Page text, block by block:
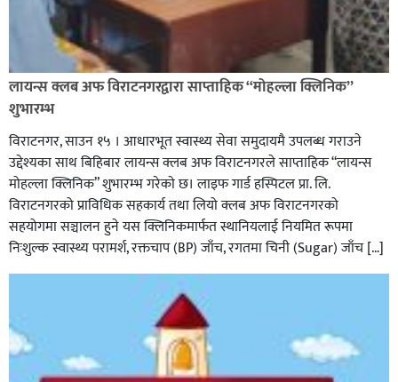
लायन्स क्लब अफ विराटनगरद्वारा साप्ताहिक “मोहल्ला क्लिनिक”
शुभारम्भ
विराटनगर, साउन १५ । आधारभूत स्वास्थ्य सेवा समुदायमै उपलब्ध गराउने
उद्देश्यका साथ बिहिबार लायन्स क्लब अफ विराटनगरले साप्ताहिक “लायन्स
मोहल्ला क्लिनिक” शुभारम्भ गरेकाे छ। लाइफ गार्ड हस्पिटल प्रा. लि.
विराटनगरको प्राविधिक सहकार्य तथा लियो क्लब अफ विराटनगरको
सहयोगमा सञ्चालन हुने यस क्लिनिकमार्फत स्थानियलाई नियमित रूपमा
निःशुल्क स्वास्थ्य परामर्श, रक्तचाप (BP) जाँच, रगतमा चिनी (Sugar) जाँच […]